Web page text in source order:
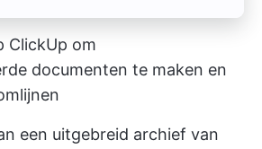
ClickUp om
documenten te maken en
een uitgebreid archief van